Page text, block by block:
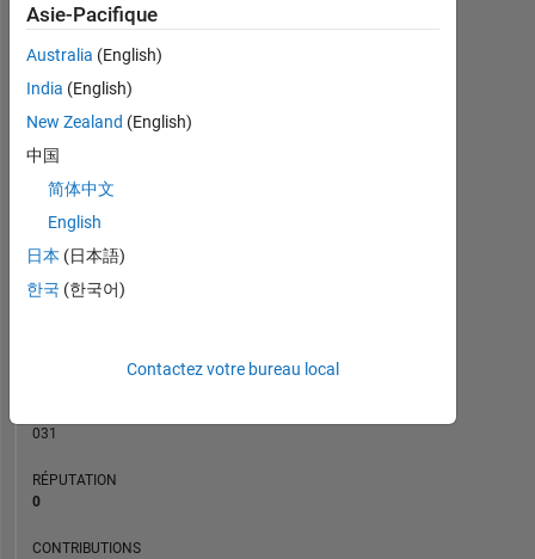
CONTRIBUTIONS 10
0
8
031
RÉPUTATION
0
CONTRIBUTIONS
Asie-Pacifique
Australia (English)
India (English)
New Zealand (English)
中国
简体中文
English
日本 (日本語)
한국 (한국어)
Contactez votre bureau local